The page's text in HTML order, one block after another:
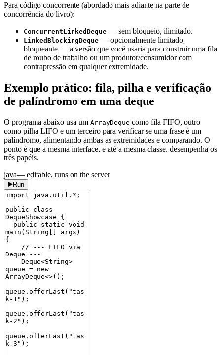
Para código concorrente (abordado mais adiante na parte de
concorrência do livro):
ConcurrentLinkedDeque — sem bloqueio, ilimitado.
LinkedBlockingDeque — opcionalmente limitado,
bloqueante — a versão que você usaria para construir uma fila
de roubo de trabalho ou um produtor/consumidor com
contrapressão em qualquer extremidade.
Exemplo prático: fila, pilha e verificação
de palíndromo em uma deque
O programa abaixo usa um ArrayDeque como fila FIFO, outro
como pilha LIFO e um terceiro para verificar se uma frase é um
palíndromo, alimentando ambas as extremidades e comparando. O
ponto é que a mesma interface, e até a mesma classe, desempenha os
três papéis.
java— editable, runs on the server
Run